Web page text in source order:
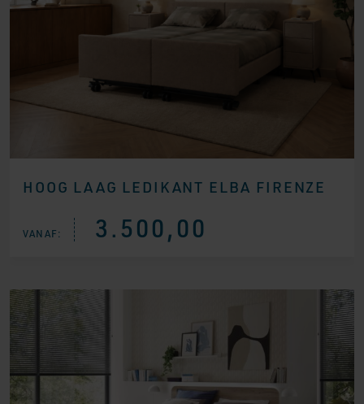
HOOG LAAG LEDIKANT ELBA FIRENZE
VANAF: 3.500,00